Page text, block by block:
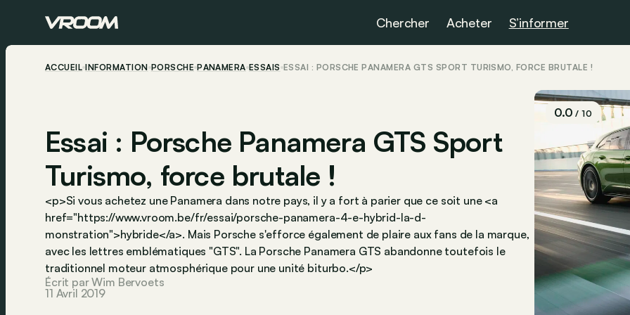
Chercher Acheter S’informer
ACCUEIL INFORMATION PORSCHE PANAMERA ESSAIS ESSAI : PORSCHE PANAMERA GTS SPORT TURISMO, FORCE BRUTALE !
Essai : Porsche Panamera GTS Sport
Turismo, force brutale !
<p>Si vous achetez une Panamera dans notre pays, il y a fort à parier que ce soit une <a
href="https://www.vroom.be/fr/essai/porsche-panamera-4-e-hybrid-la-d-
monstration">hybride</a>. Mais Porsche s'efforce également de plaire aux fans de la marque,
avec les lettres emblématiques "GTS". La Porsche Panamera GTS abandonne toutefois le
traditionnel moteur atmosphérique pour une unité biturbo.</p>
Écrit par Wim Bervoets
11 Avril 2019
0.0/ 10